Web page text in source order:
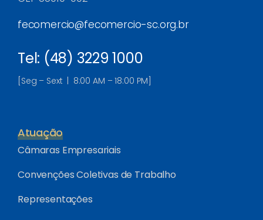
fecomercio@fecomercio-sc.org.br
Tel: (48) 3229 1000
[Seg – Sext | 8:00 AM – 18:00 PM]
Atuação
Câmaras Empresariais
Convenções Coletivas de Trabalho
Representações